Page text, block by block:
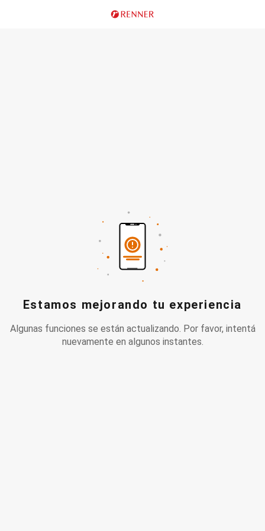
Estamos mejorando tu experiencia
Algunas funciones se están actualizando. Por favor, intentá
nuevamente en algunos instantes.